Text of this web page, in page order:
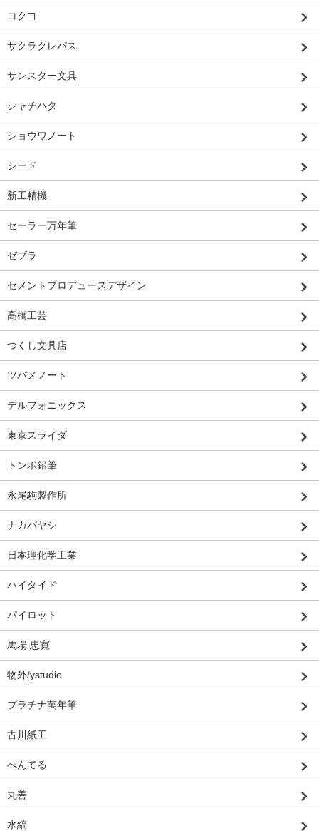
コクヨ
サクラクレパス
サンスター文具
シャチハタ
ショウワノート
シード
新工精機
セーラー万年筆
ゼブラ
セメントプロデュースデザイン
高橋工芸
つくし文具店
ツバメノート
デルフォニックス
東京スライダ
トンボ鉛筆
永尾駒製作所
ナカバヤシ
日本理化学工業
ハイタイド
パイロット
馬場 忠寛
物外/ystudio
プラチナ萬年筆
古川紙工
ぺんてる
丸善
水縞